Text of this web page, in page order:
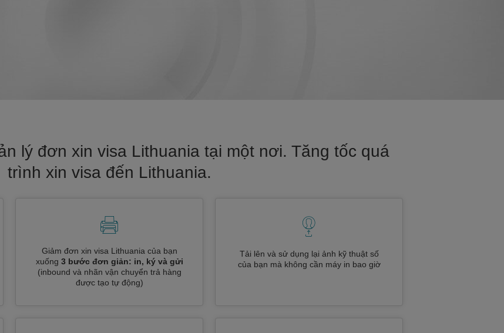
lý đơn xin visa Lithuania tại một nơi. Tăng tốc quá
trình xin visa đến Lithuania.
Giảm đơn xin visa Lithuania của bạn
xuống 3 bước đơn giản: in, ký và gửi
(inbound và nhãn vận chuyển trả hàng
được tạo tự động)
Tải lên và sử dụng lại ảnh kỹ thuật số
của bạn mà không cần máy in bao giờ